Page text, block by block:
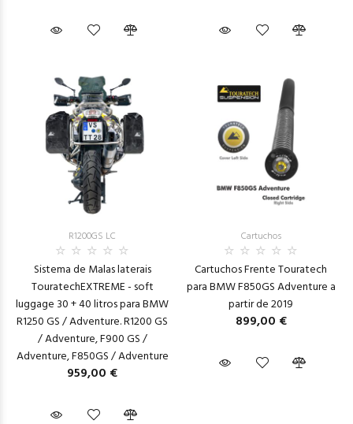
R1200GS LC
Sistema de Malas laterais
TouratechEXTREME - soft
luggage 30 + 40 litros para BMW
R1250 GS / Adventure. R1200 GS
/ Adventure, F900 GS /
Adventure, F850GS / Adventure
959,00 €
Cartuchos
Cartuchos Frente Touratech
para BMW F850GS Adventure a
partir de 2019
899,00 €